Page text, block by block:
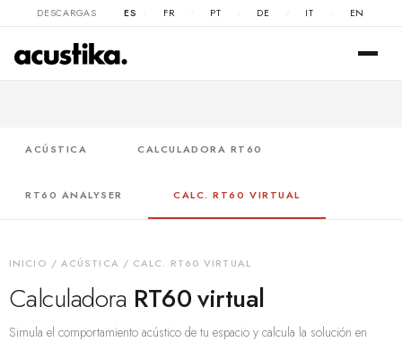
DESCARGAS ES FR PT DE IT EN
ACÚSTICA CALCULADORA RT60
RT60 ANALYSER CALC. RT60 VIRTUAL
INICIO / ACÚSTICA / CALC. RT60 VIRTUAL
Calculadora RT60 virtual
Simula el comportamiento acústico de tu espacio y calcula la solución en